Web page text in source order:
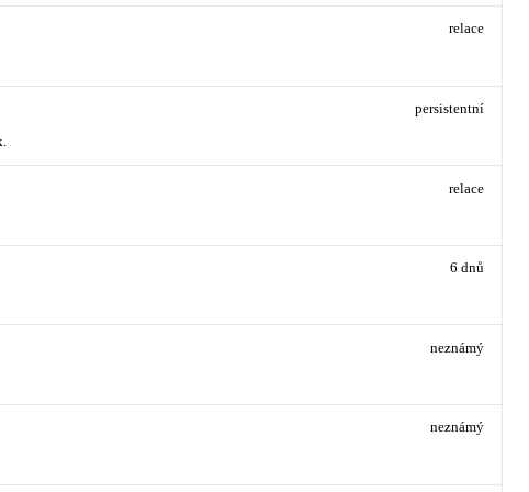
relace
persistentní
relace
6 dnů
neznámý
neznámý